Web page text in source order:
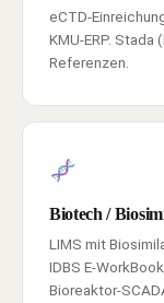
eCTD-
KMU-ERP.
Referenzen.
Biotech /
LIMS mit
IDBS E-
Bioreaktor-